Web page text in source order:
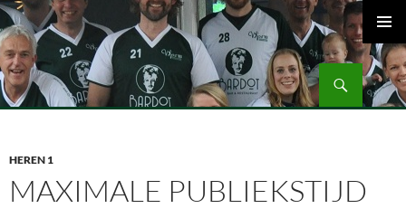
Ga
naar
de
inhoud
Volleybalvereniging Vips Bardot
Zoeken
MENU
HEREN 1
MAXIMALE PUBLIEKSTIJD